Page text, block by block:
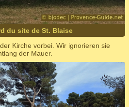
du site de St. Blaise
Kirche vorbei. Wir ignorieren sie
der Mauer.